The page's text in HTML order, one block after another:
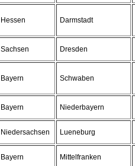
Hessen Darmstadt
Sachsen Dresden
Bayern Schwaben
Bayern Niederbayern
Niedersachsen Lueneburg
Bayern Mittelfranken